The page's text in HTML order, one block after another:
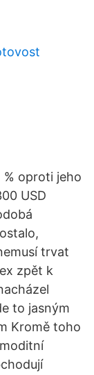
% oproti jeho
USD
trvat
zpět k
to jasným
Kromě toho